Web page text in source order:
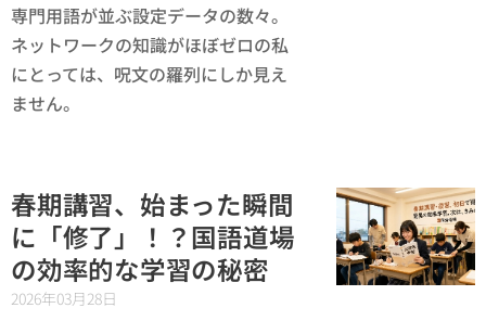
専門用語が並ぶ設定データの数々。
ネットワークの知識がほぼゼロの私
にとっては、呪文の羅列にしか見え
ません。
春期講習、始まった瞬間
に「修了」！？国語道場
の効率的な学習の秘密
2026年03月28日